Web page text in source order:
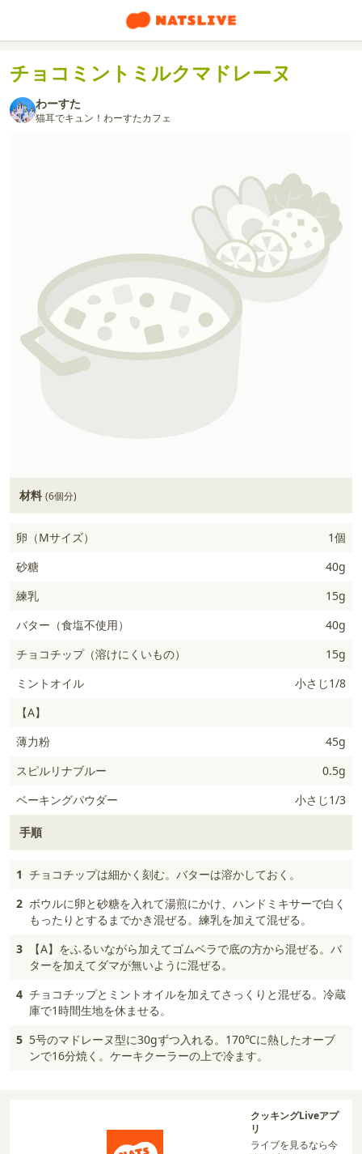
チョコミントミルクマドレーヌ
わーすた
猫耳でキュン！わーすたカフェ
材料 (6個分)
卵（Mサイズ）
1個
砂糖
40g
練乳
15g
バター（食塩不使用）
40g
チョコチップ（溶けにくいもの）
15g
ミントオイル
小さじ1/8
【A】
薄力粉
45g
スピルリナブルー
0.5g
ベーキングパウダー
小さじ1/3
手順
1 チョコチップは細かく刻む。バターは溶かしておく。
2 ボウルに卵と砂糖を入れて湯煎にかけ、ハンドミキサーで白く
もったりとするまでかき混ぜる。練乳を加えて混ぜる。
3
【A】をふるいながら加えてゴムベラで底の方から混ぜる。バ
ターを加えてダマが無いように混ぜる。
4 チョコチップとミントオイルを加えてさっくりと混ぜる。冷蔵
庫で1時間生地を休ませる。
5 5号のマドレーヌ型に30gずつ入れる。170℃に熱したオーブ
ンで16分焼く。ケーキクーラーの上で冷ます。
クッキングLiveアプ
リ
ライブを見るなら今